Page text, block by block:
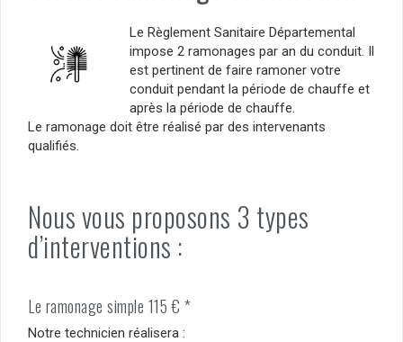
Le Règlement Sanitaire Départemental
impose 2 ramonages par an du conduit. Il
est pertinent de faire ramoner votre
conduit pendant la période de chauffe et
après la période de chauffe.
Le ramonage doit être réalisé par des intervenants
qualifiés.
Nous vous proposons 3 types
d’interventions :
Le ramonage simple 115 € *
Notre technicien réalisera :